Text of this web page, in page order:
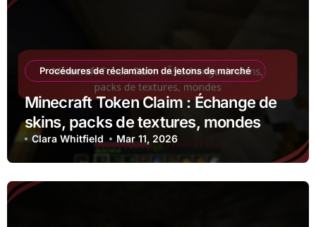
Procédures de réclamation de jetons de marché
Minecraft Token Claim : Échange de
skins, packs de textures, mondes
Clara Whitfield Mar 11, 2026